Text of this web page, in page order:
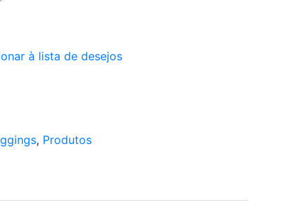
à lista de desejos
, Produtos